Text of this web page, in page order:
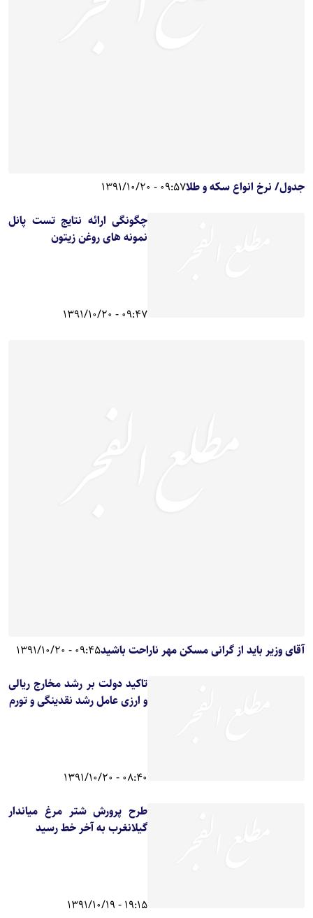
جدول/ نرخ انواع سکه و طلا09:57 - 1391/10/20
چگونگی ارائه نتایج تست پانل
نمونه های روغن زیتون
09:47 - 1391/10/20
آقای وزیر باید از گرانی مسکن مهر ناراحت باشید09:45 - 1391/10/20
تاکید دولت بر رشد مخارج ریالی
و ارزی عامل رشد نقدینگی و تورم
08:40 - 1391/10/20
طرح پرورش شتر مرغ میاندار
گیلانغرب به آخر خط رسید
19:15 - 1391/10/19